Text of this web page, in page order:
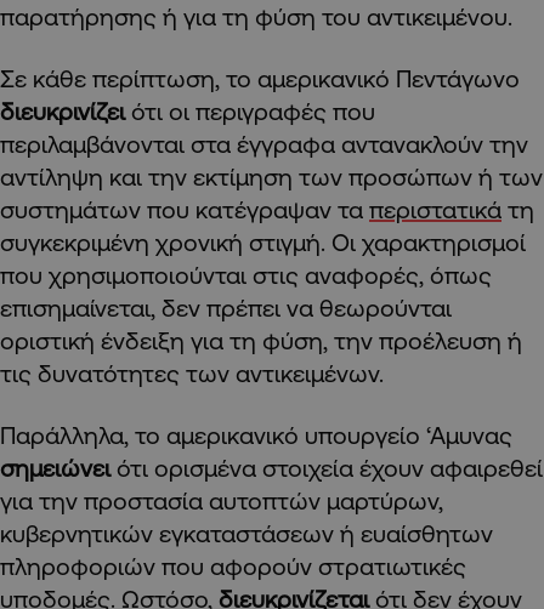
παρατήρησης ή για τη φύση του αντικειμένου.
Σε κάθε περίπτωση, το αμερικανικό Πεντάγωνο
διευκρινίζειότι οι περιγραφές που
περιλαμβάνονται στα έγγραφα αντανακλούν την
αντίληψη και την εκτίμηση των προσώπων ή των
συστημάτων που κατέγραψαν τα περιστατικά τη
συγκεκριμένη χρονική στιγμή. Οι χαρακτηρισμοί
που χρησιμοποιούνται στις αναφορές, όπως
επισημαίνεται, δεν πρέπει να θεωρούνται
οριστική ένδειξη για τη φύση, την προέλευση ή
τις δυνατότητες των αντικειμένων.
Παράλληλα, το αμερικανικό υπουργείο ‘Αμυνας
σημειώνει ότι ορισμένα στοιχεία έχουν αφαιρεθεί
για την προστασία αυτοπτών μαρτύρων,
κυβερνητικών εγκαταστάσεων ή ευαίσθητων
πληροφοριών που αφορούν στρατιωτικές
υποδομές. Ωστόσο, διευκρινίζεται ότι δεν έχουν